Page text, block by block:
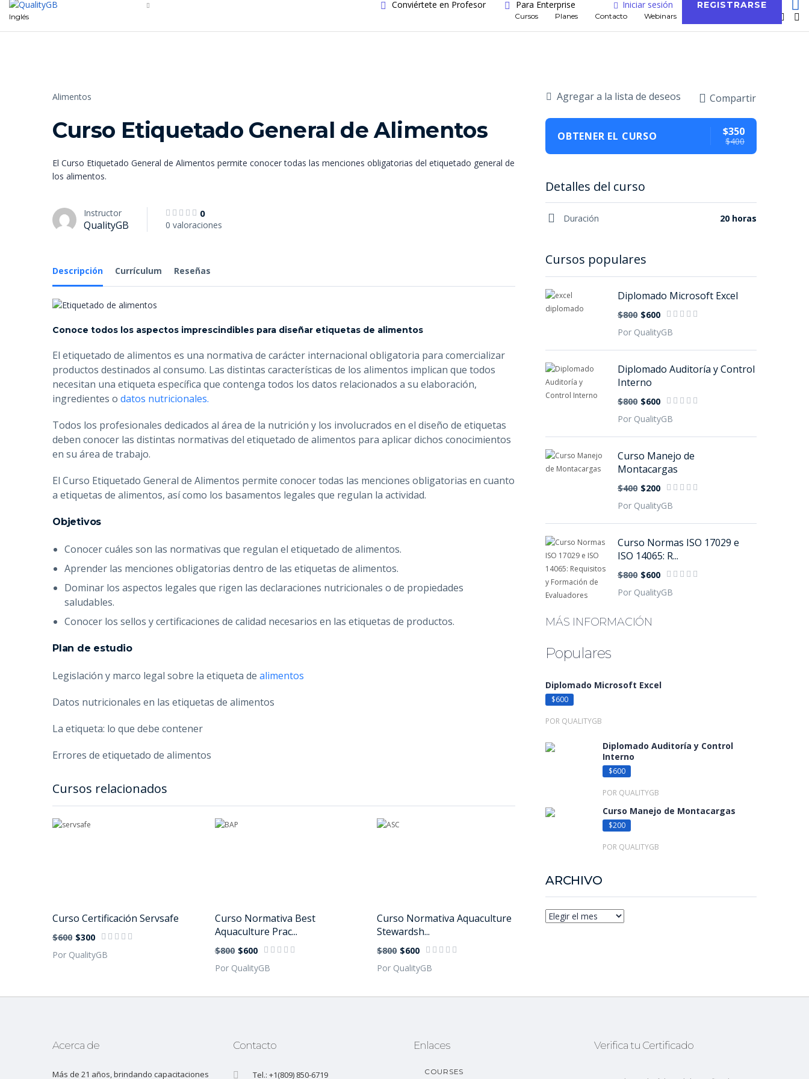
Inglés Cursos Planes Contacto Webinars
Conviértete en Profesor Para Enterprise Iniciar sesión REGISTRARSE
Alimentos
Curso Etiquetado General de Alimentos
El Curso Etiquetado General de Alimentos permite conocer todas las menciones obligatorias del etiquetado general de
los alimentos.
Instructor
QualityGB
0
0 valoraciones
Descripción Currículum Reseñas
Conoce todos los aspectos imprescindibles para diseñar etiquetas de alimentos
El etiquetado de alimentos es una normativa de carácter internacional obligatoria para comercializar
productos destinados al consumo. Las distintas características de los alimentos implican que todos
necesitan una etiqueta específica que contenga todos los datos relacionados a su elaboración,
ingredientes o datos nutricionales.
Todos los profesionales dedicados al área de la nutrición y los involucrados en el diseño de etiquetas
deben conocer las distintas normativas del etiquetado de alimentos para aplicar dichos conocimientos
en su área de trabajo.
El Curso Etiquetado General de Alimentos permite conocer todas las menciones obligatorias en cuanto
a etiquetas de alimentos, así como los basamentos legales que regulan la actividad.
Objetivos
Conocer cuáles son las normativas que regulan el etiquetado de alimentos.
Aprender las menciones obligatorias dentro de las etiquetas de alimentos.
Dominar los aspectos legales que rigen las declaraciones nutricionales o de propiedades
saludables.
Conocer los sellos y certificaciones de calidad necesarios en las etiquetas de productos.
Plan de estudio
Legislación y marco legal sobre la etiqueta de alimentos
Datos nutricionales en las etiquetas de alimentos
La etiqueta: lo que debe contener
Errores de etiquetado de alimentos
Cursos relacionados
Curso Certificación Servsafe
$600 $300
Por QualityGB
Curso Normativa Best
Aquaculture Prac...
$800 $600
Por QualityGB
Curso Normativa Aquaculture
Stewardsh...
$800 $600
Por QualityGB
Agregar a la lista de deseos Compartir
OBTENER EL CURSO $350
$400
Detalles del curso
Duración 20 horas
Cursos populares
Diplomado Microsoft Excel
$800 $600
Por QualityGB
Diplomado Auditoría y Control
Interno
$800 $600
Por QualityGB
Curso Manejo de
Montacargas
$400 $200
Por QualityGB
Curso Normas ISO 17029 e
ISO 14065: R...
$800 $600
Por QualityGB
MÁS INFORMACIÓN
Populares
Diplomado Microsoft Excel
$600
POR QUALITYGB
Diplomado Auditoría y Control
Interno
$600
POR QUALITYGB
Curso Manejo de Montacargas
$200
POR QUALITYGB
ARCHIVO
Archivo
Acerca de
Más de 21 años, brindando capacitaciones
Contacto
Tel.: +1(809) 850-6719
Enlaces
COURSES
Verifica tu Certificado